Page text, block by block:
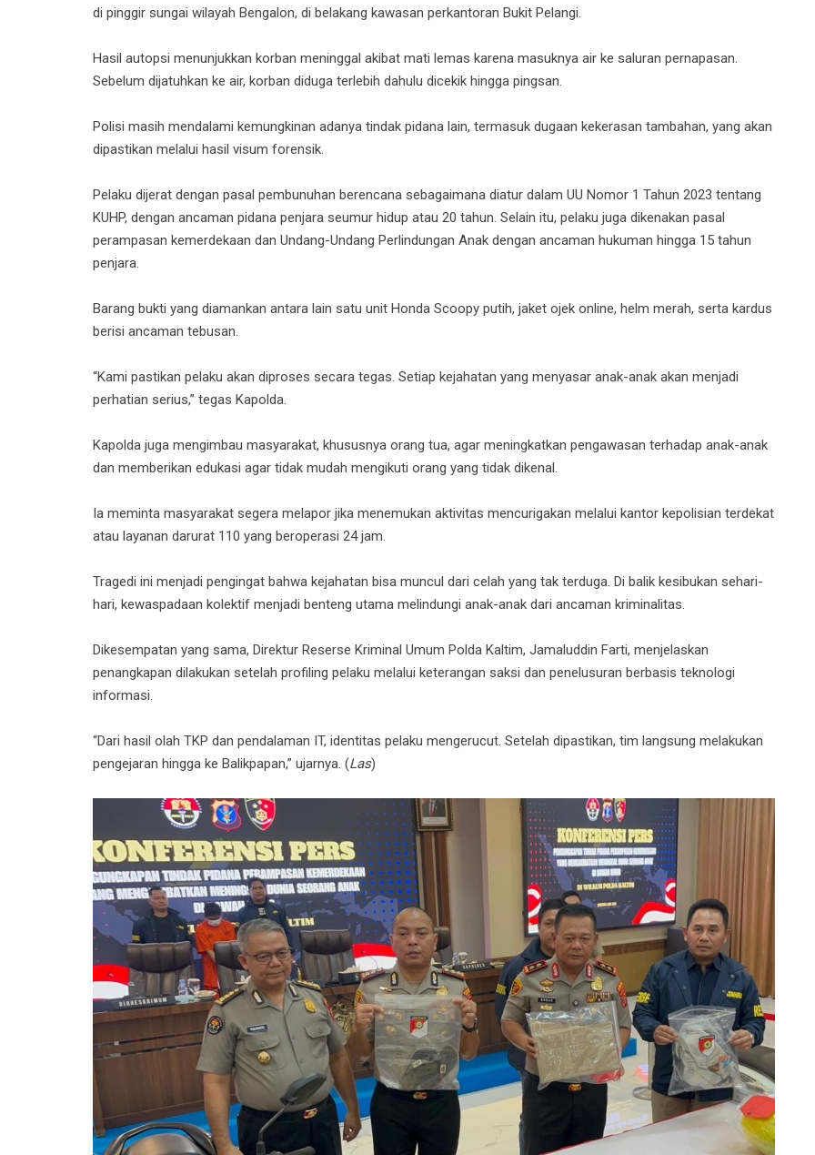
di pinggir sungai wilayah Bengalon, di belakang kawasan perkantoran Bukit Pelangi.
Hasil autopsi menunjukkan korban meninggal akibat mati lemas karena masuknya air ke saluran pernapasan.
Sebelum dijatuhkan ke air, korban diduga terlebih dahulu dicekik hingga pingsan.
Polisi masih mendalami kemungkinan adanya tindak pidana lain, termasuk dugaan kekerasan tambahan, yang akan
dipastikan melalui hasil visum forensik.
Pelaku dijerat dengan pasal pembunuhan berencana sebagaimana diatur dalam UU Nomor 1 Tahun 2023 tentang
KUHP, dengan ancaman pidana penjara seumur hidup atau 20 tahun. Selain itu, pelaku juga dikenakan pasal
perampasan kemerdekaan dan Undang-Undang Perlindungan Anak dengan ancaman hukuman hingga 15 tahun
penjara.
Barang bukti yang diamankan antara lain satu unit Honda Scoopy putih, jaket ojek online, helm merah, serta kardus
berisi ancaman tebusan.
“Kami pastikan pelaku akan diproses secara tegas. Setiap kejahatan yang menyasar anak-anak akan menjadi
perhatian serius,” tegas Kapolda.
Kapolda juga mengimbau masyarakat, khususnya orang tua, agar meningkatkan pengawasan terhadap anak-anak
dan memberikan edukasi agar tidak mudah mengikuti orang yang tidak dikenal.
Ia meminta masyarakat segera melapor jika menemukan aktivitas mencurigakan melalui kantor kepolisian terdekat
atau layanan darurat 110 yang beroperasi 24 jam.
Tragedi ini menjadi pengingat bahwa kejahatan bisa muncul dari celah yang tak terduga. Di balik kesibukan sehari-
hari, kewaspadaan kolektif menjadi benteng utama melindungi anak-anak dari ancaman kriminalitas.
Dikesempatan yang sama, Direktur Reserse Kriminal Umum Polda Kaltim, Jamaluddin Farti, menjelaskan
penangkapan dilakukan setelah profiling pelaku melalui keterangan saksi dan penelusuran berbasis teknologi
informasi.
“Dari hasil olah TKP dan pendalaman IT, identitas pelaku mengerucut. Setelah dipastikan, tim langsung melakukan
pengejaran hingga ke Balikpapan,” ujarnya. (Las)